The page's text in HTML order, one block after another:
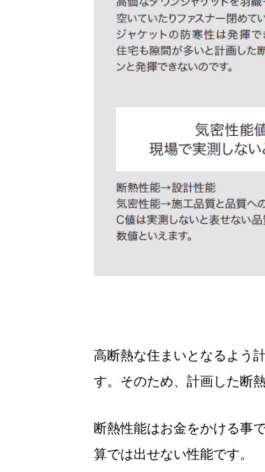
高断熱な住まいとなるよう
す。そのため、計画した断
断熱性能はお金をかける事
算では出せない性能です。